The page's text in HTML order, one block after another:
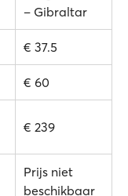
– Gibraltar
€ 37.5
€ 60
€ 239
Prijs niet
beschikbaar